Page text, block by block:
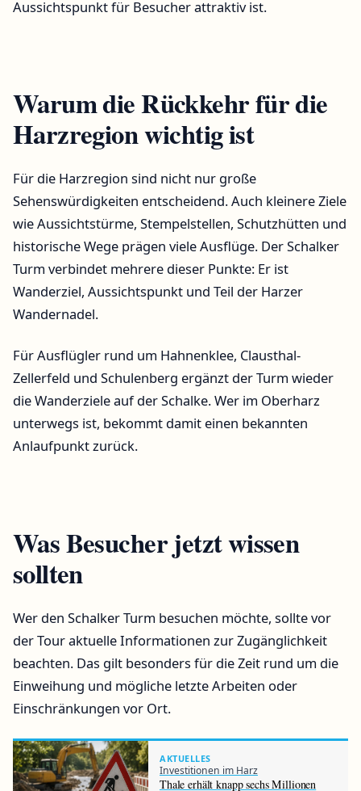
Aussichtspunkt für Besucher attraktiv ist.
Warum die Rückkehr für die
Harzregion wichtig ist
Für die Harzregion sind nicht nur große
Sehenswürdigkeiten entscheidend. Auch kleinere Ziele
wie Aussichtstürme, Stempelstellen, Schutzhütten und
historische Wege prägen viele Ausflüge. Der Schalker
Turm verbindet mehrere dieser Punkte: Er ist
Wanderziel, Aussichtspunkt und Teil der Harzer
Wandernadel.
Für Ausflügler rund um Hahnenklee, Clausthal-
Zellerfeld und Schulenberg ergänzt der Turm wieder
die Wanderziele auf der Schalke. Wer im Oberharz
unterwegs ist, bekommt damit einen bekannten
Anlaufpunkt zurück.
Was Besucher jetzt wissen
sollten
Wer den Schalker Turm besuchen möchte, sollte vor
der Tour aktuelle Informationen zur Zugänglichkeit
beachten. Das gilt besonders für die Zeit rund um die
Einweihung und mögliche letzte Arbeiten oder
Einschränkungen vor Ort.
AKTUELLES
Investitionen im Harz
Thale erhält knapp sechs Millionen